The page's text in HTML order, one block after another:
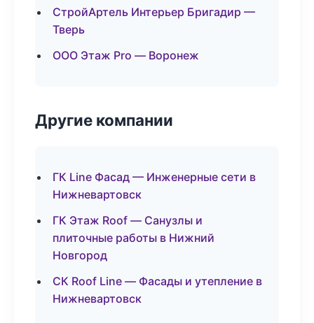
СтройАртель Интерьер Бригадир —
Тверь
ООО Этаж Pro — Воронеж
Другие компании
ГК Line Фасад — Инженерные сети в
Нижневартовск
ГК Этаж Roof — Санузлы и
плиточные работы в Нижний
Новгород
СК Roof Line — Фасады и утепление в
Нижневартовск